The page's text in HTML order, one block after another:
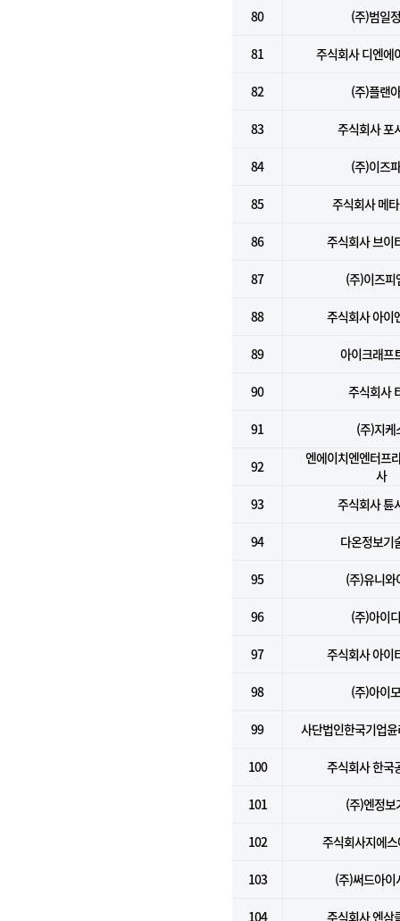
80 (주)범일
81 주식회사 디엔에
82 (주)플랜
83 주식회사 포
84 (주)이즈
85 주식회사 메
86 주식회사 브이
87 (주)이즈피
88 주식회사 아이
89 아이크래프
90 주식회사
91 (주)지케
92
엔에이치엔엔터프
사
93
주식회사 튠
94 다온정보기
95 (주)유니와
96 (주)아이
97 주식회사 아이
98 (주)아이
99 사단법인한국기업
100 주식회사 한국
101 (주)엔정보
102 주식회사지에
103 (주)써드아이
104 주식회사 엔삼